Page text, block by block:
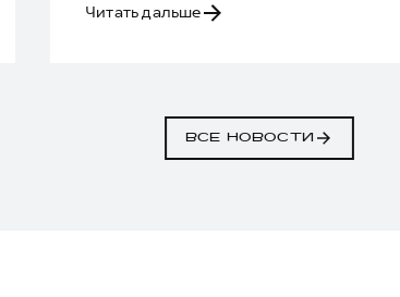
Читать дальше
ВСЕ НОВОСТИ